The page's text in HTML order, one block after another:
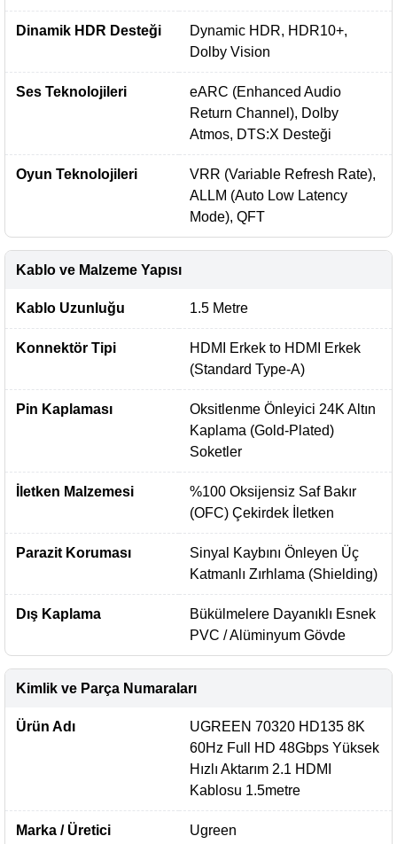
Dinamik HDR Desteği
Dynamic HDR, HDR10+,
Dolby Vision
Ses Teknolojileri
eARC (Enhanced Audio
Return Channel), Dolby
Atmos, DTS:X Desteği
Oyun Teknolojileri
VRR (Variable Refresh Rate),
ALLM (Auto Low Latency
Mode), QFT
Kablo ve Malzeme Yapısı
Kablo Uzunluğu 1.5 Metre
Konnektör Tipi
HDMI Erkek to HDMI Erkek
(Standard Type-A)
Pin Kaplaması
Oksitlenme Önleyici 24K Altın
Kaplama (Gold-Plated)
Soketler
İletken Malzemesi
%100 Oksijensiz Saf Bakır
(OFC) Çekirdek İletken
Parazit Koruması
Sinyal Kaybını Önleyen Üç
Katmanlı Zırhlama (Shielding)
Dış Kaplama
Bükülmelere Dayanıklı Esnek
PVC / Alüminyum Gövde
Kimlik ve Parça Numaraları
Ürün Adı
UGREEN 70320 HD135 8K
60Hz Full HD 48Gbps Yüksek
Hızlı Aktarım 2.1 HDMI
Kablosu 1.5metre
Marka / Üretici Ugreen